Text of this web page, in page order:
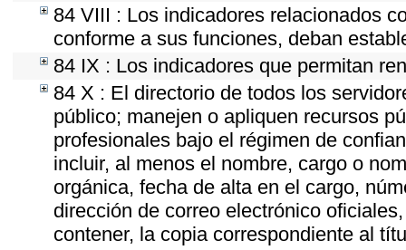
84 VIII : Los indicadores relacionados
conforme a sus funciones, deban
84 IX : Los indicadores que permitan
84 X : El directorio de todos los
público; manejen o apliquen recursos
profesionales bajo el régimen de
incluir, al menos el nombre, cargo o
orgánica, fecha de alta en el cargo,
dirección de correo electrónico
contener, la copia correspondiente al